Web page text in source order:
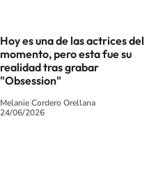
Hoy es una de las actrices del
momento, pero esta fue su
realidad tras grabar
"Obsession"
Melanie Cordero Orellana
24/06/2026